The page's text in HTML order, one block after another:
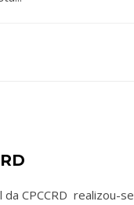
CPCCRD realizou-